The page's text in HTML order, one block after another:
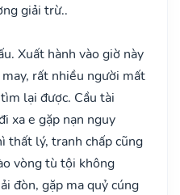
giải trừ..
Xuất hành vào giờ này
rất nhiều người mất
lại được. Cầu tài
xa e gặp nạn nguy
thất lý, tranh chấp cũng
vòng tù tội không
đòn, gặp ma quỷ cúng